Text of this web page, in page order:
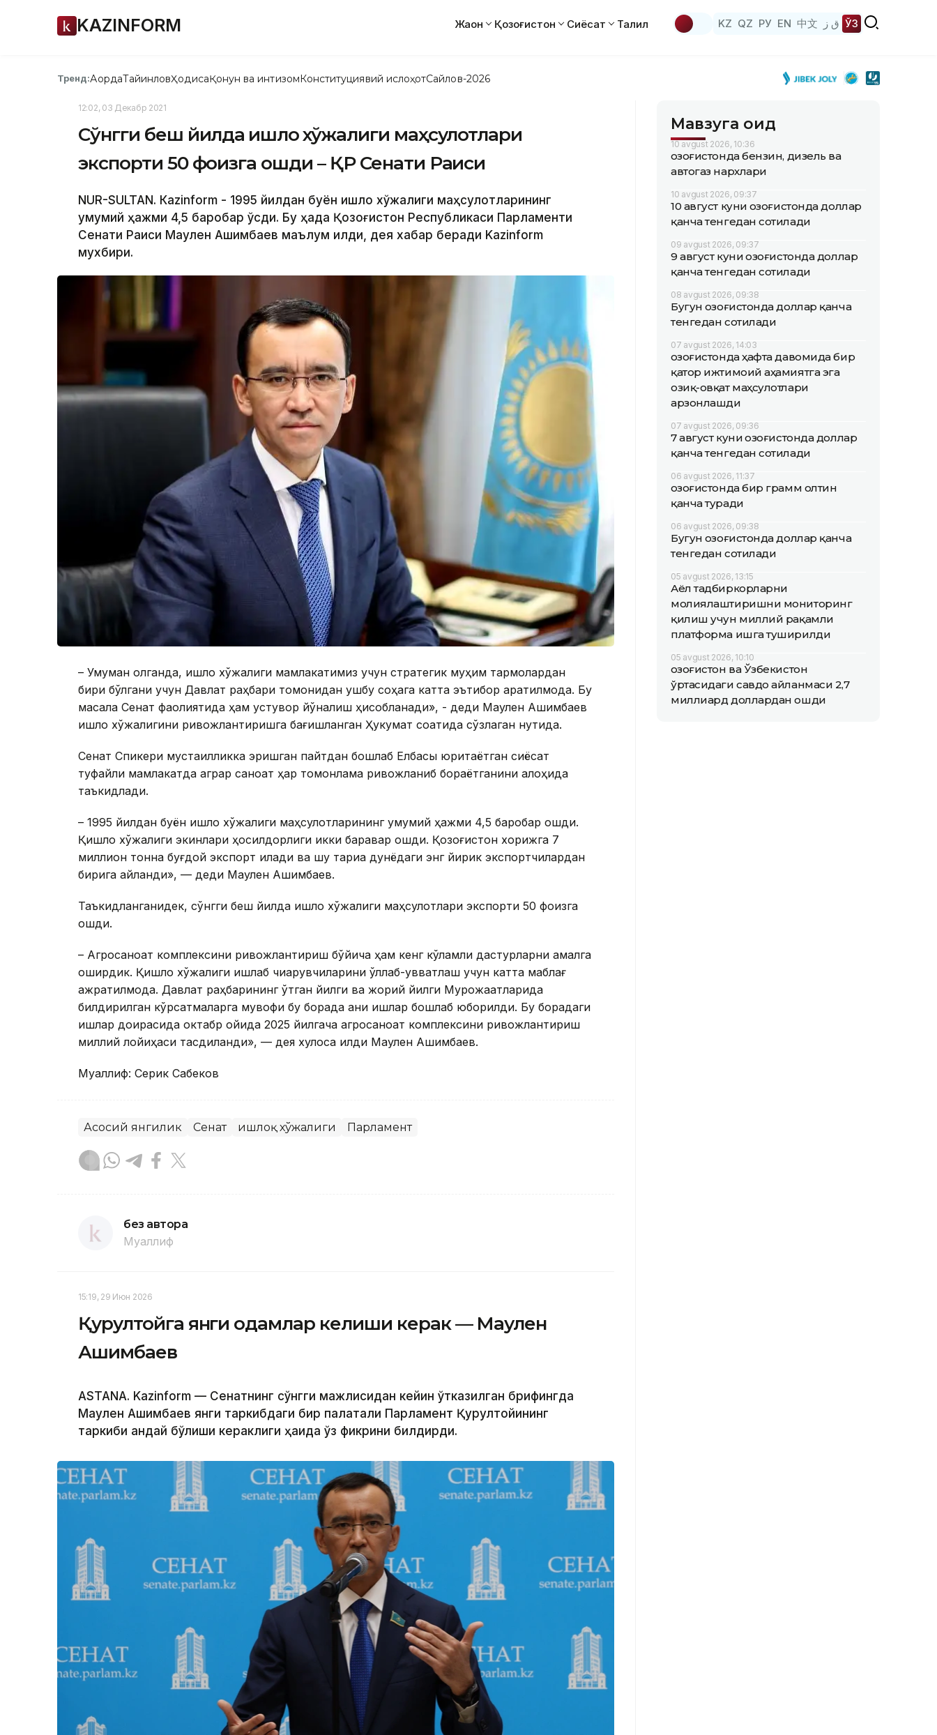
KAZINFORM Жаҳон Қозоғистон Сиёсат Таҳлил KZ QZ РУ EN 中文 ق ز ЎЗ
Тренд:АқордаТайинловҲодисаҚонун ва интизомКонституциявий ислоҳотСайлов-2026
12:02, 03 Декабр 2021
Сўнгги беш йилда қишлоқ хўжалиги маҳсулотлари
экспорти 50 фоизга ошди – ҚР Сенати Раиси
NUR-SULTAN. Кazinform - 1995 йилдан буён қишлоқ хўжалиги маҳсулотларининг
умумий ҳажми 4,5 баробар ўсди. Бу ҳақда Қозоғистон Республикаси Парламенти
Сенати Раиси Маулен Aшимбаев маълум қилди, дея хабар беради Kazinform
мухбири.
– Умуман олганда, қишлоқ хўжалиги мамлакатимиз учун стратегик муҳим тармоқлардан
бири бўлгани учун Давлат раҳбари томонидан ушбу соҳага катта эътибор қаратилмоқда. Бу
масала Сенат фаолиятида ҳам устувор йўналиш ҳисобланади», - деди Маулен Aшимбаев
қишлоқ хўжалигини ривожлантиришга бағишланган Ҳукумат соатида сўзлаган нутқида.
Сенат Спикери мустақилликка эришган пайтдан бошлаб Елбасы юритаётган сиёсат
туфайли мамлакатда аграр саноат ҳар томонлама ривожланиб бораётганини алоҳида
таъкидлади.
– 1995 йилдан буён қишлоқ хўжалиги маҳсулотларининг умумий ҳажми 4,5 баробар ошди.
Қишлоқ хўжалиги экинлари ҳосилдорлиги икки баравар ошди. Қозоғистон хорижга 7
миллион тонна буғдой экспорт қилади ва шу тариқа дунёдаги энг йирик экспортчилардан
бирига айланди», — деди Маулен Aшимбаев.
Таъкидланганидек, сўнгги беш йилда қишлоқ хўжалиги маҳсулотлари экспорти 50 фоизга
ошди.
– Aгросаноат комплексини ривожлантириш бўйича ҳам кенг кўламли дастурларни амалга
оширдик. Қишлоқ хўжалиги ишлаб чиқарувчиларини қўллаб-қувватлаш учун катта маблағ
ажратилмоқда. Давлат раҳбарининг ўтган йилги ва жорий йилги Мурожаатларида
билдирилган кўрсатмаларга мувофиқ бу борада аниқ ишлар бошлаб юборилди. Бу борадаги
ишлар доирасида октабр ойида 2025 йилгача агросаноат комплексини ривожлантириш
миллий лойиҳаси тасдиқланди», — дея хулоса қилди Маулен Aшимбаев.
Муаллиф: Серик Сабеков
Асосий янгилик Сенат Қишлоқ хўжалиги Парламент
без автора
Муаллиф
15:19, 29 Июн 2026
Қурултойга янги одамлар келиши керак — Маулен
Ашимбаев
ASTANA. Kazinform — Сенатнинг сўнгги мажлисидан кейин ўтказилган брифингда
Маулен Ашимбаев янги таркибдаги бир палатали Парламент Қурултойининг
таркиби қандай бўлиши кераклиги ҳақида ўз фикрини билдирди.
Мавзуга оид
10 avgust 2026, 10:36
Қозоғистонда бензин, дизель ва
автогаз нархлари
10 avgust 2026, 09:37
10 август куни Қозоғистонда доллар
қанча тенгедан сотилади
09 avgust 2026, 09:37
9 август куни Қозоғистонда доллар
қанча тенгедан сотилади
08 avgust 2026, 09:38
Бугун Қозоғистонда доллар қанча
тенгедан сотилади
07 avgust 2026, 14:03
Қозоғистонда ҳафта давомида бир
қатор ижтимоий аҳамиятга эга
озиқ-овқат маҳсулотлари
арзонлашди
07 avgust 2026, 09:36
7 август куни Қозоғистонда доллар
қанча тенгедан сотилади
06 avgust 2026, 11:37
Қозоғистонда бир грамм олтин
қанча туради
06 avgust 2026, 09:38
Бугун Қозоғистонда доллар қанча
тенгедан сотилади
05 avgust 2026, 13:15
Аёл тадбиркорларни
молиялаштиришни мониторинг
қилиш учун миллий рақамли
платформа ишга туширилди
05 avgust 2026, 10:10
Қозоғистон ва Ўзбекистон
ўртасидаги савдо айланмаси 2,7
миллиард доллардан ошди